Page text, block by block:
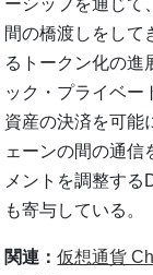
間の橋渡しをして
るトークン化の進
ック・プライベー
資産の決済を可能
ェーンの間の通信
メントを調整す
も寄与している。
関連：仮想通貨